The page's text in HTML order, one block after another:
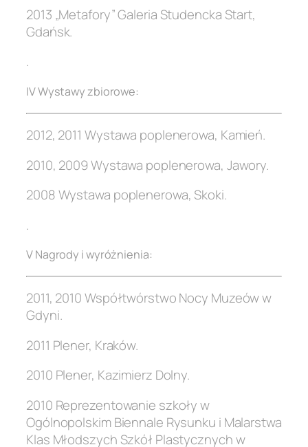
2013 „Metafory” Galeria Studencka Start,
Gdańsk.
.
IV Wystawy zbiorowe:
2012, 2011 Wystawa poplenerowa, Kamień.
2010, 2009 Wystawa poplenerowa, Jawory.
2008 Wystawa poplenerowa, Skoki.
.
V Nagrody i wyróżnienia:
2011, 2010 Współtwórstwo Nocy Muzeów w
Gdyni.
2011 Plener, Kraków.
2010 Plener, Kazimierz Dolny.
2010 Reprezentowanie szkoły w
Ogólnopolskim Biennale Rysunku i Malarstwa
Klas Młodszych Szkół Plastycznych w